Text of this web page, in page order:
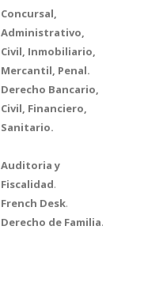
Concursal,
Administrativo,
Civil, Inmobiliario,
Mercantil, Penal.
Derecho Bancario,
Civil, Financiero,
Sanitario.
Auditoria y
Fiscalidad.
French Desk.
Derecho de Familia.